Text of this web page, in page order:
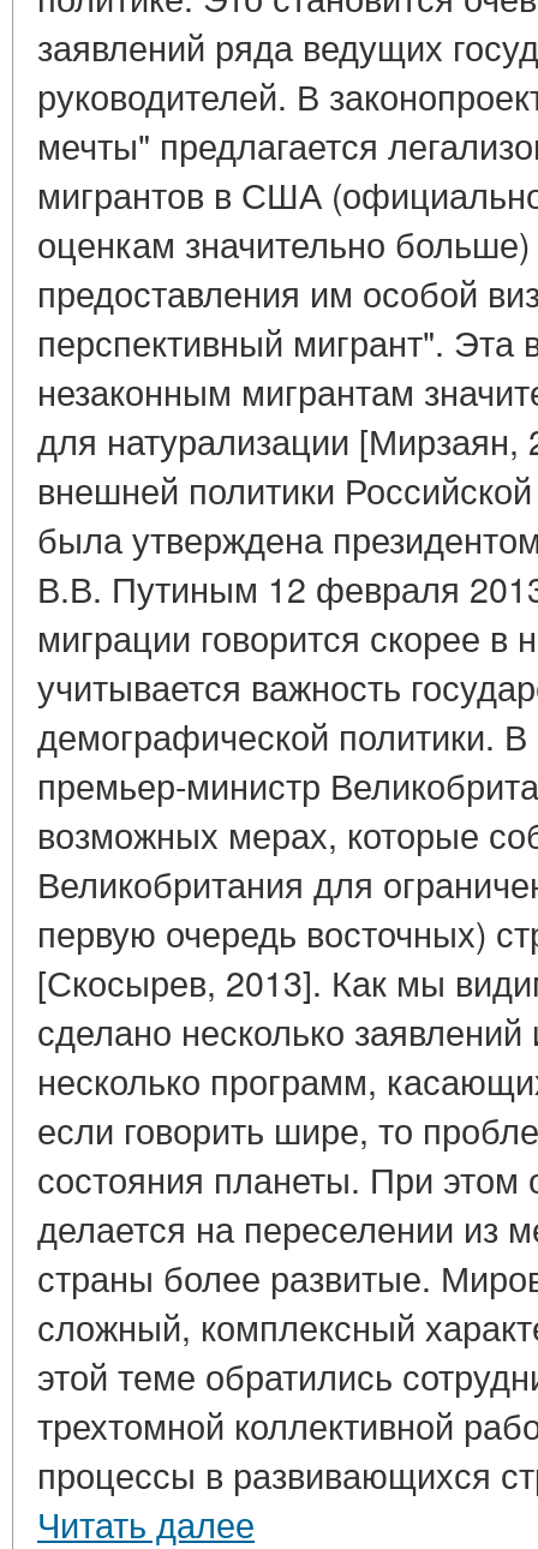
заявлений ряда ведущих
руководителей. В
мечты" предлагается
мигрантов в США
оценкам значительно
предоставления им особой
перспективный мигрант". Эта
незаконным мигрантам
для натурализации
внешней политики
была утверждена
В.В. Путиным 12 февраля
миграции говорится скорее в
учитывается важность
демографической политики.
премьер-министр
возможных мерах, которые
Великобритания для
первую очередь восточных)
[Скосырев, 2013]. Как мы
сделано несколько
несколько программ,
если говорить шире, то
состояния планеты. При этом
делается на переселении из
страны более развитые.
сложный, комплексный
этой теме обратились
трехтомной коллективной
процессы в развивающихся
Читать далее